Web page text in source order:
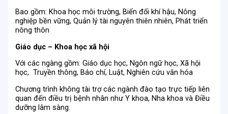
Bao gồm: Khoa học môi trường, Biến đổi khí hậu, Nông
nghiệp bền vững, Quản lý tài nguyên thiên nhiên, Phát triển
nông thôn
Giáo dục – Khoa học xã hội
Với các ngàng gồm: Giáo dục học, Ngôn ngữ học, Xã hội
học, Truyền thông, Báo chí, Luật, Nghiên cứu văn hóa
Chương trình không tài trợ các ngành đào tạo trực tiếp liên
quan đến điều trị bệnh nhân như Y khoa, Nha khoa và Điều
dưỡng lâm sàng.